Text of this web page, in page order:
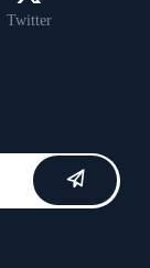
Twitter